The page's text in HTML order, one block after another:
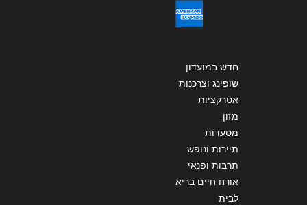
חדש במועדון
שופינג וצרכנות
אטרקציות
מזון
מסעדות
תיירות ונופש
תרבות ופנאי
אורח חיים בריא
לבית